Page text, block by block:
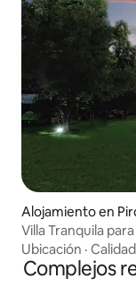
Alojamiento en
Villa Tranquila
Ubicación ·
Complejos